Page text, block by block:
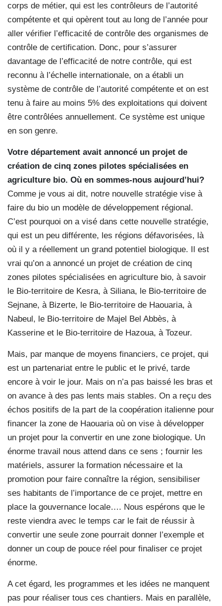
corps de métier, qui est les contrôleurs de l’autorité
compétente et qui opèrent tout au long de l’année pour
aller vérifier l’efficacité de contrôle des organismes de
contrôle de certification. Donc, pour s’assurer
davantage de l’efficacité de notre contrôle, qui est
reconnu à l’échelle internationale, on a établi un
système de contrôle de l’autorité compétente et on est
tenu à faire au moins 5% des exploitations qui doivent
être contrôlées annuellement. Ce système est unique
en son genre.
Votre département avait annoncé un projet de
création de cinq zones pilotes spécialisées en
agriculture bio. Où en sommes-nous aujourd’hui?
Comme je vous ai dit, notre nouvelle stratégie vise à
faire du bio un modèle de développement régional.
C’est pourquoi on a visé dans cette nouvelle stratégie,
qui est un peu différente, les régions défavorisées, là
où il y a réellement un grand potentiel biologique. Il est
vrai qu’on a annoncé un projet de création de cinq
zones pilotes spécialisées en agriculture bio, à savoir
le Bio-territoire de Kesra, à Siliana, le Bio-territoire de
Sejnane, à Bizerte, le Bio-territoire de Haouaria, à
Nabeul, le Bio-territoire de Majel Bel Abbès, à
Kasserine et le Bio-territoire de Hazoua, à Tozeur.
Mais, par manque de moyens financiers, ce projet, qui
est un partenariat entre le public et le privé, tarde
encore à voir le jour. Mais on n’a pas baissé les bras et
on avance à des pas lents mais stables. On a reçu des
échos positifs de la part de la coopération italienne pour
financer la zone de Haouaria où on vise à développer
un projet pour la convertir en une zone biologique. Un
énorme travail nous attend dans ce sens ; fournir les
matériels, assurer la formation nécessaire et la
promotion pour faire connaître la région, sensibiliser
ses habitants de l’importance de ce projet, mettre en
place la gouvernance locale…. Nous espérons que le
reste viendra avec le temps car le fait de réussir à
convertir une seule zone pourrait donner l’exemple et
donner un coup de pouce réel pour finaliser ce projet
énorme.
A cet égard, les programmes et les idées ne manquent
pas pour réaliser tous ces chantiers. Mais en parallèle,